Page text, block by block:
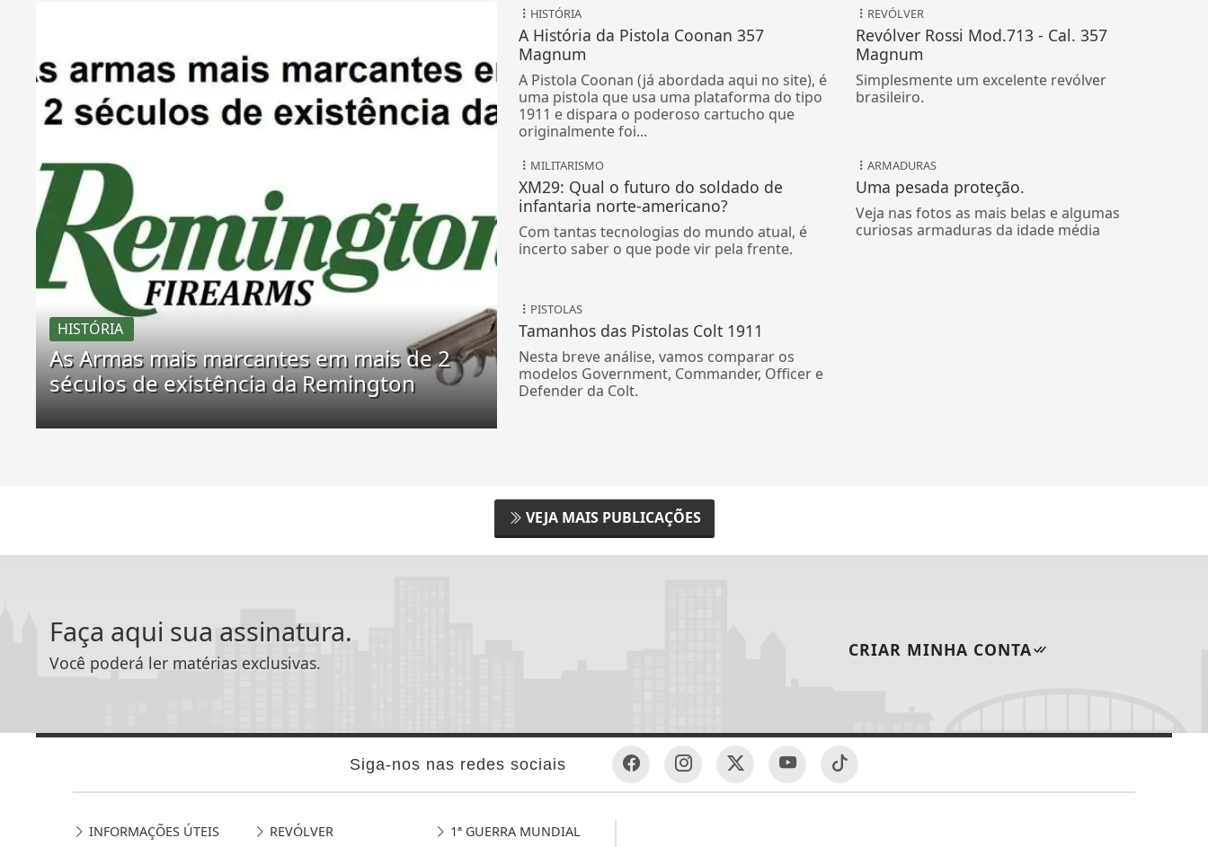
HISTÓRIA
As Armas mais marcantes em mais de 2
séculos de existência da Remington
HISTÓRIA
A História da Pistola Coonan 357
Magnum
A Pistola Coonan (já abordada aqui no site), é
uma pistola que usa uma plataforma do tipo
1911 e dispara o poderoso cartucho que
originalmente foi...
REVÓLVER
Revólver Rossi Mod.713 - Cal. 357
Magnum
Simplesmente um excelente revólver
brasileiro.
MILITARISMO
XM29: Qual o futuro do soldado de
infantaria norte-americano?
Com tantas tecnologias do mundo atual, é
incerto saber o que pode vir pela frente.
ARMADURAS
Uma pesada proteção.
Veja nas fotos as mais belas e algumas
curiosas armaduras da idade média
PISTOLAS
Tamanhos das Pistolas Colt 1911
Nesta breve análise, vamos comparar os
modelos Government, Commander, Officer e
Defender da Colt.
VEJA MAIS PUBLICAÇÕES
Faça aqui sua assinatura.
Você poderá ler matérias exclusivas.
CRIAR MINHA CONTA
Siga-nos nas redes sociais
INFORMAÇÕES ÚTEIS REVÓLVER 1ª GUERRA MUNDIAL